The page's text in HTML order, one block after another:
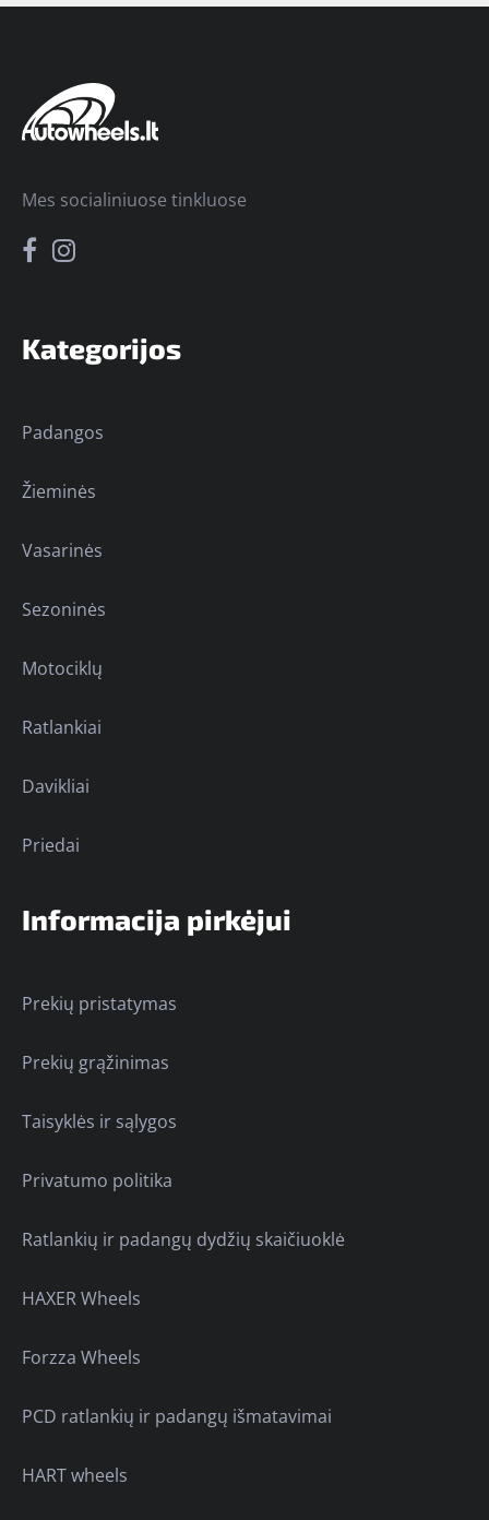
Kategorijos
Padangos
Žieminės
Vasarinės
Sezoninės
Motociklų
Ratlankiai
Davikliai
Priedai
Informacija pirkėjui
Prekių pristatymas
Prekių grąžinimas
Taisyklės ir sąlygos
Privatumo politika
Ratlankių ir padangų dydžių skaičiuoklė
HAXER Wheels
Forzza Wheels
PCD ratlankių ir padangų išmatavimai
HART wheels
Mes socialiniuose tinkluose